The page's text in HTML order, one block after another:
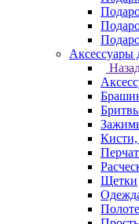
Аксессуары
Кисти,
Щетки